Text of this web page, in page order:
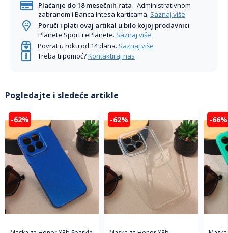
Plaćanje do 18 mesečnih rata - Administrativnom
zabranom i Banca Intesa karticama. Saznaj više
Poruči i plati ovaj artikal u bilo kojoj prodavnici
Planete Sport i ePlanete. Saznaj više
Povrat u roku od 14 dana. Saznaj više
Treba ti pomoć?Kontaktiraj nas
Pogledajte i sledeće artikle
-62% -62% -66%